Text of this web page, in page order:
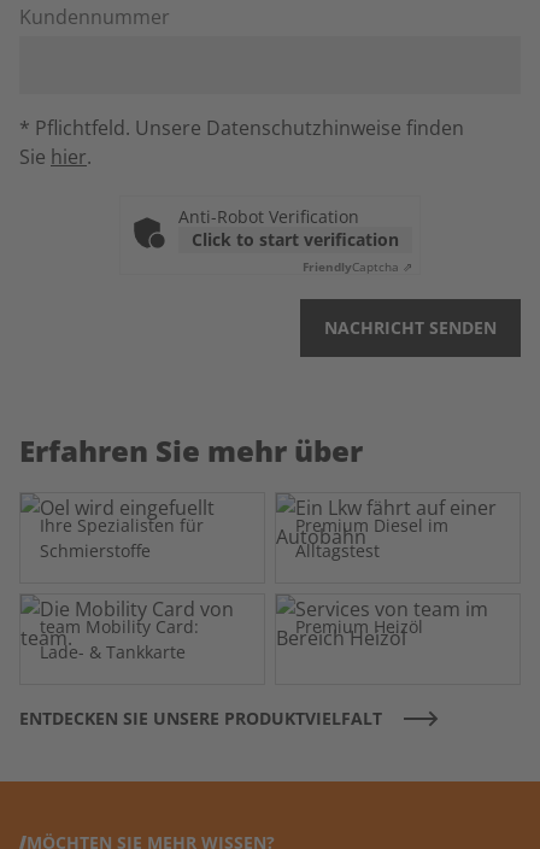
Kundennummer
* Pflichtfeld. Unsere Datenschutzhinweise finden
Sie hier.
Anti-Robot Verification
Click to start verification
FriendlyCaptcha ⇗
NACHRICHT SENDEN
Erfahren Sie mehr über
Ihre Spezialisten für
Schmierstoffe
Premium Diesel im
Alltagstest
team Mobility Card:
Lade- & Tankkarte
Premium Heizöl
ENTDECKEN SIE UNSERE PRODUKTVIELFALT
MÖCHTEN SIE MEHR WISSEN?